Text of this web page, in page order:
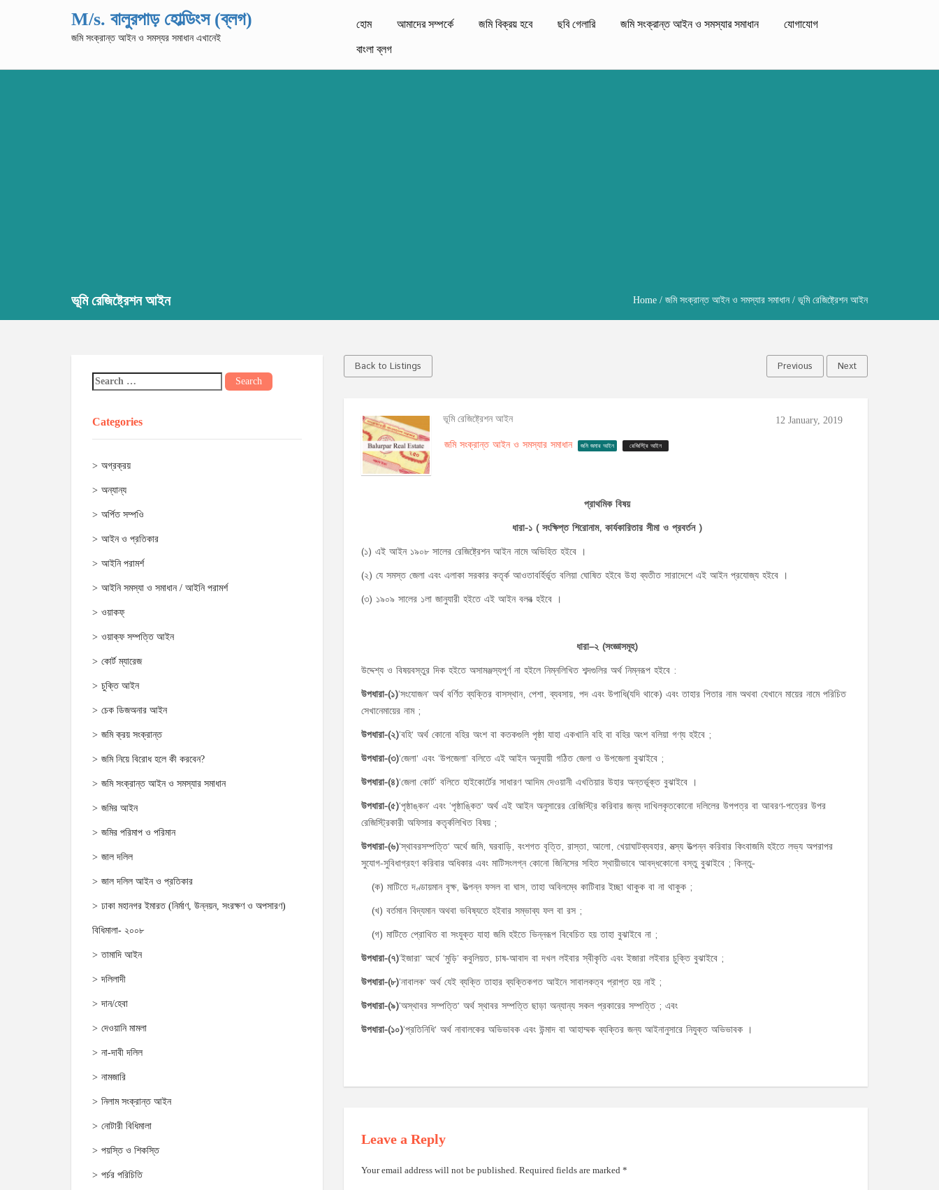
M/s. বালুরপাড় হোল্ডিংস (ব্লগ)
জমি সংক্রান্ত আইন ও সমস্যর সমাধান এখানেই
হোম আমাদের সম্পর্কে জমি বিক্রয় হবে ছবি গেলারি জমি সংক্রান্ত আইন ও সমস্যার সমাধান যোগাযোগ
বাংলা ব্লগ
ভূমি রেজিষ্ট্রেশন আইন Home / জমি সংক্রান্ত আইন ও সমস্যার সমাধান/ ভূমি রেজিষ্ট্রেশন আইন
Categories
অগ্রক্রয়
অন্যান্য
অর্পিত সম্পওি
আইন ও প্রতিকার
আইনি পরামর্শ
আইনি সমস্যা ও সমাধান / আইনি পরামর্শ
ওয়াকফ্
ওয়াক্‌ফ সম্পত্তি আইন
কোর্ট ম্যারেজ
চুক্তি আইন
চেক ডিজঅনার আইন
জমি ক্রয় সংক্রান্ত
জমি নিয়ে বিরোধ হলে কী করবেন?
জমি সংক্রান্ত আইন ও সমস্যার সমাধান
জমির আইন
জমির পরিমাপ ও পরিমান
জাল দলিল
জাল দলিল আইন ও প্রতিকার
ঢাকা মহানগর ইমারত (নির্মাণ, উন্নয়ন, সংরক্ষণ ও অপসারণ)
বিধিমালা- ২০০৮
তামাদি আইন
দলিলাদী
দান/হেবা
দেওয়ানি মামলা
না-দাবী দলিল
নামজারি
নিলাম সংক্রান্ত আইন
নোটারী বিধিমালা
পয়স্তি ও শিকস্তি
পর্চর পরিচিতি
Back to Listings Previous Next
ভূমি রেজিষ্ট্রেশন আইন 12 January, 2019
জমি সংক্রান্ত আইন ও সমস্যার সমাধান জমি জমার আইন রেজিস্ট্রি আইন
প্রাথমিক বিষয়
ধারা-১ ( সংক্ষিপ্ত শিরোনাম, কার্যকারিতার সীমা ও প্রবর্তন )
(১) এই আইন ১৯০৮ সালের রেজিষ্ট্রেশন আইন নামে অভিহিত হইবে ।
(২) যে সমস্ত জেলা এবং এলাকা সরকার কতৃর্ক আওতাবর্হির্ভূত বলিয়া ঘোষিত হইবে উহা ব্যতীত সারাদেশে এই আইন প্রযোজ্য হইবে ।
(৩) ১৯০৯ সালের ১লা জানুযারী হইতে এই আইন বলবত্‍ হইবে ।
ধারা–২ (সংজ্ঞাসমূহ)
উদ্দেশ্য ও বিষয়বস্তুর দিক হইতে অসামঞ্জস্যপূর্ণ না হইলে নিম্নলিখিত শব্দগুলির অর্থ নিম্নরূপ হইবে :
উপধারা-(১)‘সংযোজন’ অর্থ বর্ণিত ব্যক্তির বাসস্থান, পেশা, ব্যবসায়, পদ এবং উপাধি(যদি থাকে) এবং তাহার পিতার নাম অথবা যেখানে মায়ের নামে পরিচিত
সেখানেমায়ের নাম ;
উপধারা-(২)‘বহি’ অর্থ কোনো বহির অংশ বা কতকগুলি পৃষ্ঠা যাহা একখানি বহি বা বহির অংশ বলিয়া গণ্য হইবে ;
উপধারা-(৩)‘জেলা’ এবং ‘উপজেলা’ বলিতে এই আইন অনুযায়ী গঠিত জেলা ও উপজেলা বুঝাইবে ;
উপধারা-(৪)‘জেলা কোর্ট’ বলিতে হাইকোর্টের সাধারণ আদিম দেওয়ানী এখতিয়ার উহার অন্তর্ভূক্ত বুঝাইবে ।
উপধারা-(৫)‘পৃষ্ঠাঙ্কন’ এবং ‘পৃষ্ঠাঙ্কিত’ অর্থ এই আইন অনুসারের রেজিস্ট্রি করিবার জন্য দাখিলকৃতকোনো দলিলের উপপত্র বা আবরণ-পত্রের উপর
রেজিস্ট্রিকারী অফিসার কতৃর্কলিখিত বিষয় ;
উপধারা-(৬)‘স্থাবরসম্পত্তি’ অর্থে জমি, ঘরবাড়ি, বংশগত বৃত্তি, রাস্তা, আলো, খেয়াঘাটব্যবহার, মত্স্য উত্পন্ন করিবার কিংবাজমি হইতে লভ্য অপরাপর
সুযোগ-সুবিধাগ্রহণ করিবার অধিকার এবং মাটিসংলগ্ন কোনো জিনিসের সহিত স্থায়ীভাবে আবদ্ধকোনো বস্তু বুঝাইবে ; কিন্তু-
(ক) মাটিতে দণ্ডায়মান বৃক্ষ, উত্পন্ন ফসল বা ঘাস, তাহা অবিলম্বে কাটিবার ইচ্ছা থাকুক বা না থাকুক ;
(খ) বর্তমান বিদ্যমান অথবা ভবিষ্যতে হইবার সম্ভাব্য ফল বা রস ;
(গ) মাটিতে প্রোথিত বা সংযুক্ত যাহা জমি হইতে ভিন্নরূপ বিবেচিত হয় তাহা বুঝাইবে না ;
উপধারা-(৭)‘ইজারা’ অর্থে ‘মুড়ি’ কবুলিয়ত, চাষ-আবাদ বা দখল লইবার স্বীকৃতি এবং ইজারা লইবার চুক্তি বুঝাইবে ;
উপধারা-(৮)‘নাবালক’ অর্থ যেই ব্যক্তি তাহার ব্যক্তিকগত আইনে সাবালকত্ব প্রাপ্ত হয় নাই ;
উপধারা-(৯)‘অস্থাবর সম্পত্তি’ অর্থ স্থাবর সম্পত্তি ছাড়া অন্যান্য সকল প্রকারের সম্পত্তি ; এবং
উপধারা-(১০)‘প্রতিনিধি’ অর্থ নাবালকের অভিভাবক এবং উন্মাদ বা আহাম্মক ব্যক্তির জন্য আইনানুসারে নিযুক্ত অভিভাবক ।
Leave a Reply
Your email address will not be published. Required fields are marked *